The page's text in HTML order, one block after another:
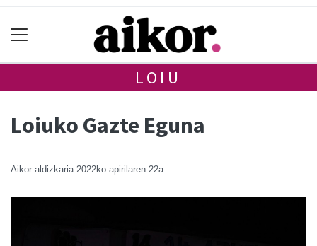
LOIU
Loiuko Gazte Eguna
Aikor aldizkaria 2022ko apirilaren 22a